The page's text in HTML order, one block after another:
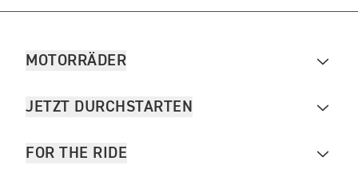
MOTORRÄDER
JETZT DURCHSTARTEN
FOR THE RIDE